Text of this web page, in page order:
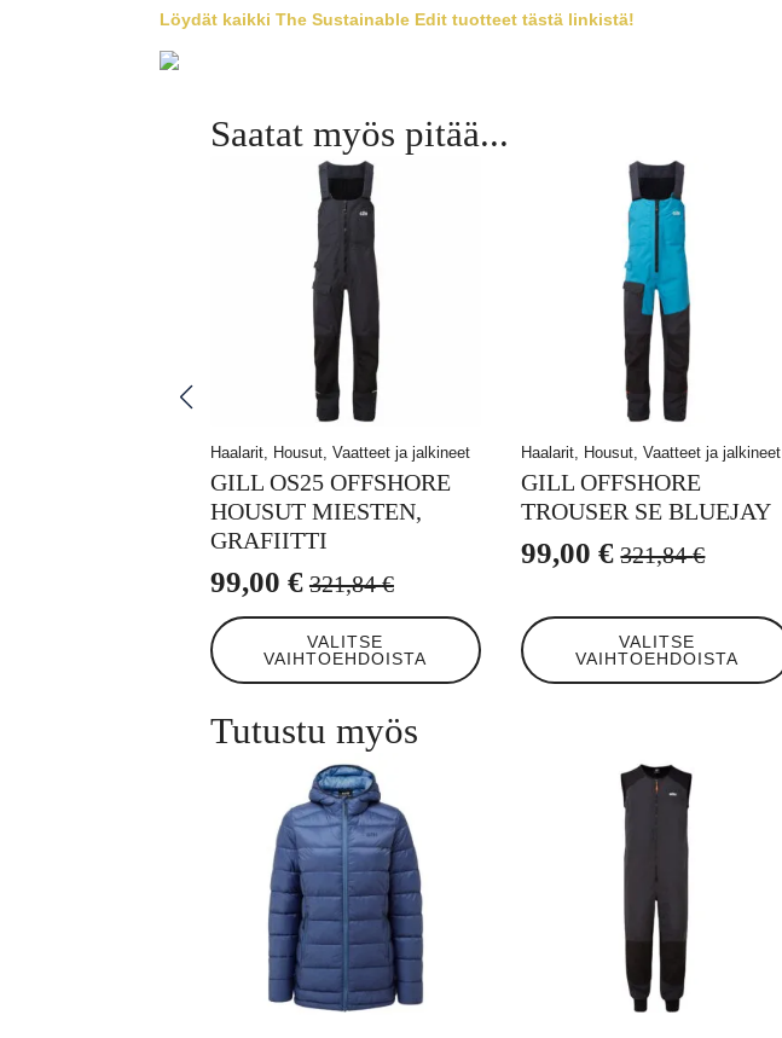
Löydät kaikki The Sustainable Edit tuotteet tästä linkistä!
Saatat myös pitää...
Haalarit, Housut, Vaatteet ja jalkineet
GILL OS25 OFFSHORE
HOUSUT MIESTEN,
GRAFIITTI
321,84€
Alkuperäinen
hinta
oli:
99,00 €
Nykyinen
hinta
on:
VALITSE
VAIHTOEHDOISTA
Tällä
tuotteella
on
muunnelma.
Voit
Haalarit, Housut, Vaatteet ja jalkineet
GILL OFFSHORE
TROUSER SE BLUEJAY
321,84€
Alkuperäinen
oli:
321,84 €.
99,00€
Nykyinen
on:
99,00 €.
VALITSE
VAIHTOEHDOISTA
Tällä
tuotteella
on
Tutustu myös